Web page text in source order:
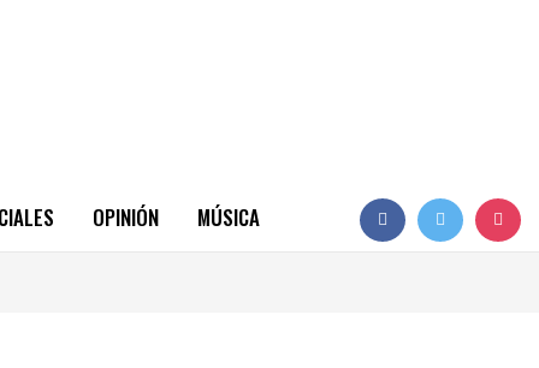
OPINIÓN MÚSICA